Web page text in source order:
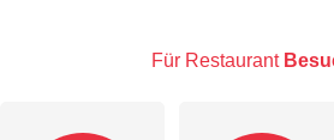
Für Restaurant